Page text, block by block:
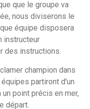
que le groupe va
nous diviserons le
équipe disposera
instructeur
des instructions.
champion dans
partiront d'un
point précis en mer,
départ.